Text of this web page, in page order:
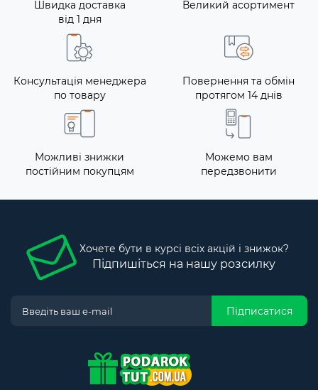
Швидка доставка
від 1 дня
Великий асортимент
Консультація менеджера
по товару
Повернення та обмін
протягом 14 днів
Можливі знижки
постійним покупцям
Можемо вам
передзвонити
Хочете бути в курсі всіх акцій і знижок?
Підпишіться на нашу розсилку
Підписатися